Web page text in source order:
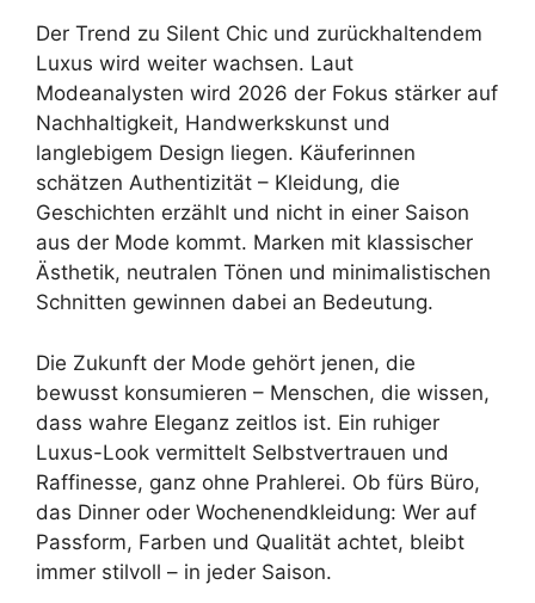
Der Trend zu Silent Chic und zurückhaltendem
Luxus wird weiter wachsen. Laut
Modeanalysten wird 2026 der Fokus stärker auf
Nachhaltigkeit, Handwerkskunst und
langlebigem Design liegen. Käuferinnen
schätzen Authentizität – Kleidung, die
Geschichten erzählt und nicht in einer Saison
aus der Mode kommt. Marken mit klassischer
Ästhetik, neutralen Tönen und minimalistischen
Schnitten gewinnen dabei an Bedeutung.
Die Zukunft der Mode gehört jenen, die
bewusst konsumieren – Menschen, die wissen,
dass wahre Eleganz zeitlos ist. Ein ruhiger
Luxus-Look vermittelt Selbstvertrauen und
Raffinesse, ganz ohne Prahlerei. Ob fürs Büro,
das Dinner oder Wochenendkleidung: Wer auf
Passform, Farben und Qualität achtet, bleibt
immer stilvoll – in jeder Saison.